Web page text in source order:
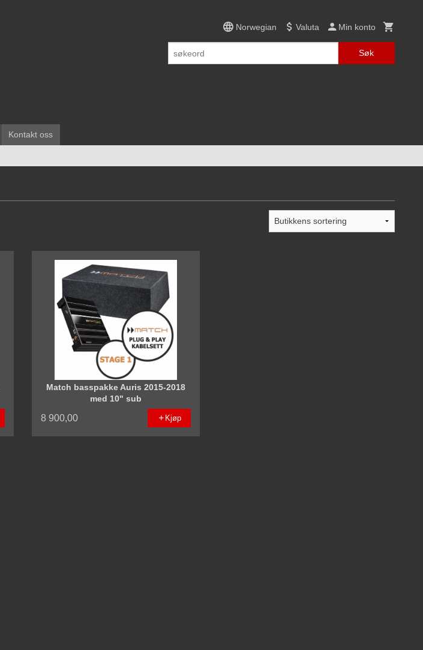
Norwegian Valuta Min konto
Søk
Kontakt oss
Match basspakke Auris 2015-2018
med 10" sub
8 900,00 Kjøp